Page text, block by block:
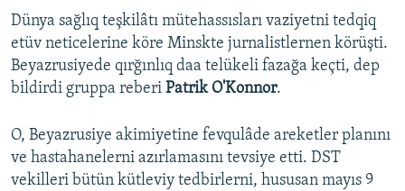
Dünya sağlıq teşkilâtı mütehassısları vaziyetni tedqiq
etüv neticelerine köre Minskte jurnalistlernen körüşti.
Beyazrusiyede qırğınlıq daa telükeli fazağa keçti, dep
bildirdi gruppa reberi Patrik O'Konnor.
O, Beyazrusiye akimiyetine fevqulâde areketler planını
ve hastahanelerni azırlamasını tevsiye etti. DST
vekilleri bütün kütleviy tedbirlerni, hususan mayıs 9